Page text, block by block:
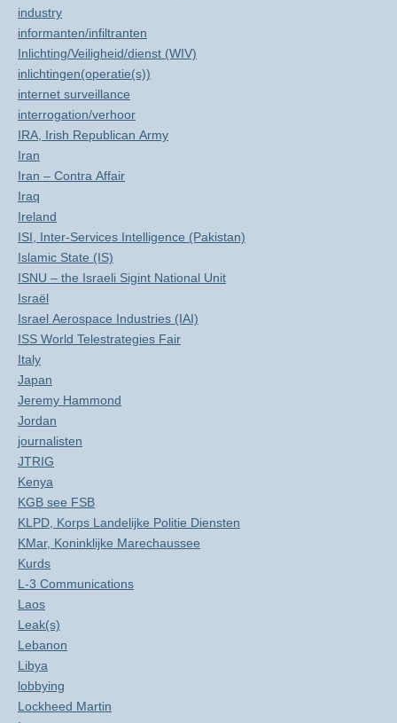
industry
informanten/infiltranten
Inlichting/Veiligheid/dienst (WIV)
inlichtingen(operatie(s))
internet surveillance
interrogation/verhoor
IRA, Irish Republican Army
Iran
Iran – Contra Affair
Iraq
Ireland
ISI, Inter-Services Intelligence (Pakistan)
Islamic State (IS)
ISNU – the Israeli Sigint National Unit
Israël
Israel Aerospace Industries (IAI)
ISS World Telestrategies Fair
Italy
Japan
Jeremy Hammond
Jordan
journalisten
JTRIG
Kenya
KGB see FSB
KLPD, Korps Landelijke Politie Diensten
KMar, Koninklijke Marechaussee
Kurds
L-3 Communications
Laos
Leak(s)
Lebanon
Libya
lobbying
Lockheed Martin